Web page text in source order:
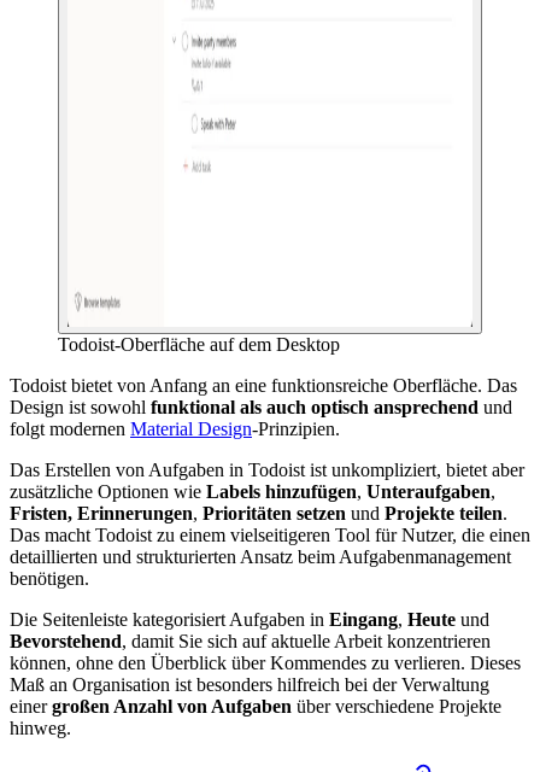
Todoist-Oberfläche auf dem Desktop
Todoist bietet von Anfang an eine funktionsreiche Oberfläche. Das
Design ist sowohl funktional als auch optisch ansprechend und
folgt modernen Material Design-Prinzipien.
Das Erstellen von Aufgaben in Todoist ist unkompliziert, bietet aber
zusätzliche Optionen wie Labels hinzufügen, Unteraufgaben,
Fristen, Erinnerungen, Prioritäten setzen und Projekte teilen.
Das macht Todoist zu einem vielseitigeren Tool für Nutzer, die einen
detaillierten und strukturierten Ansatz beim Aufgabenmanagement
benötigen.
Die Seitenleiste kategorisiert Aufgaben in Eingang, Heute und
Bevorstehend, damit Sie sich auf aktuelle Arbeit konzentrieren
können, ohne den Überblick über Kommendes zu verlieren. Dieses
Maß an Organisation ist besonders hilfreich bei der Verwaltung
einergroßen Anzahl von Aufgaben über verschiedene Projekte
hinweg.